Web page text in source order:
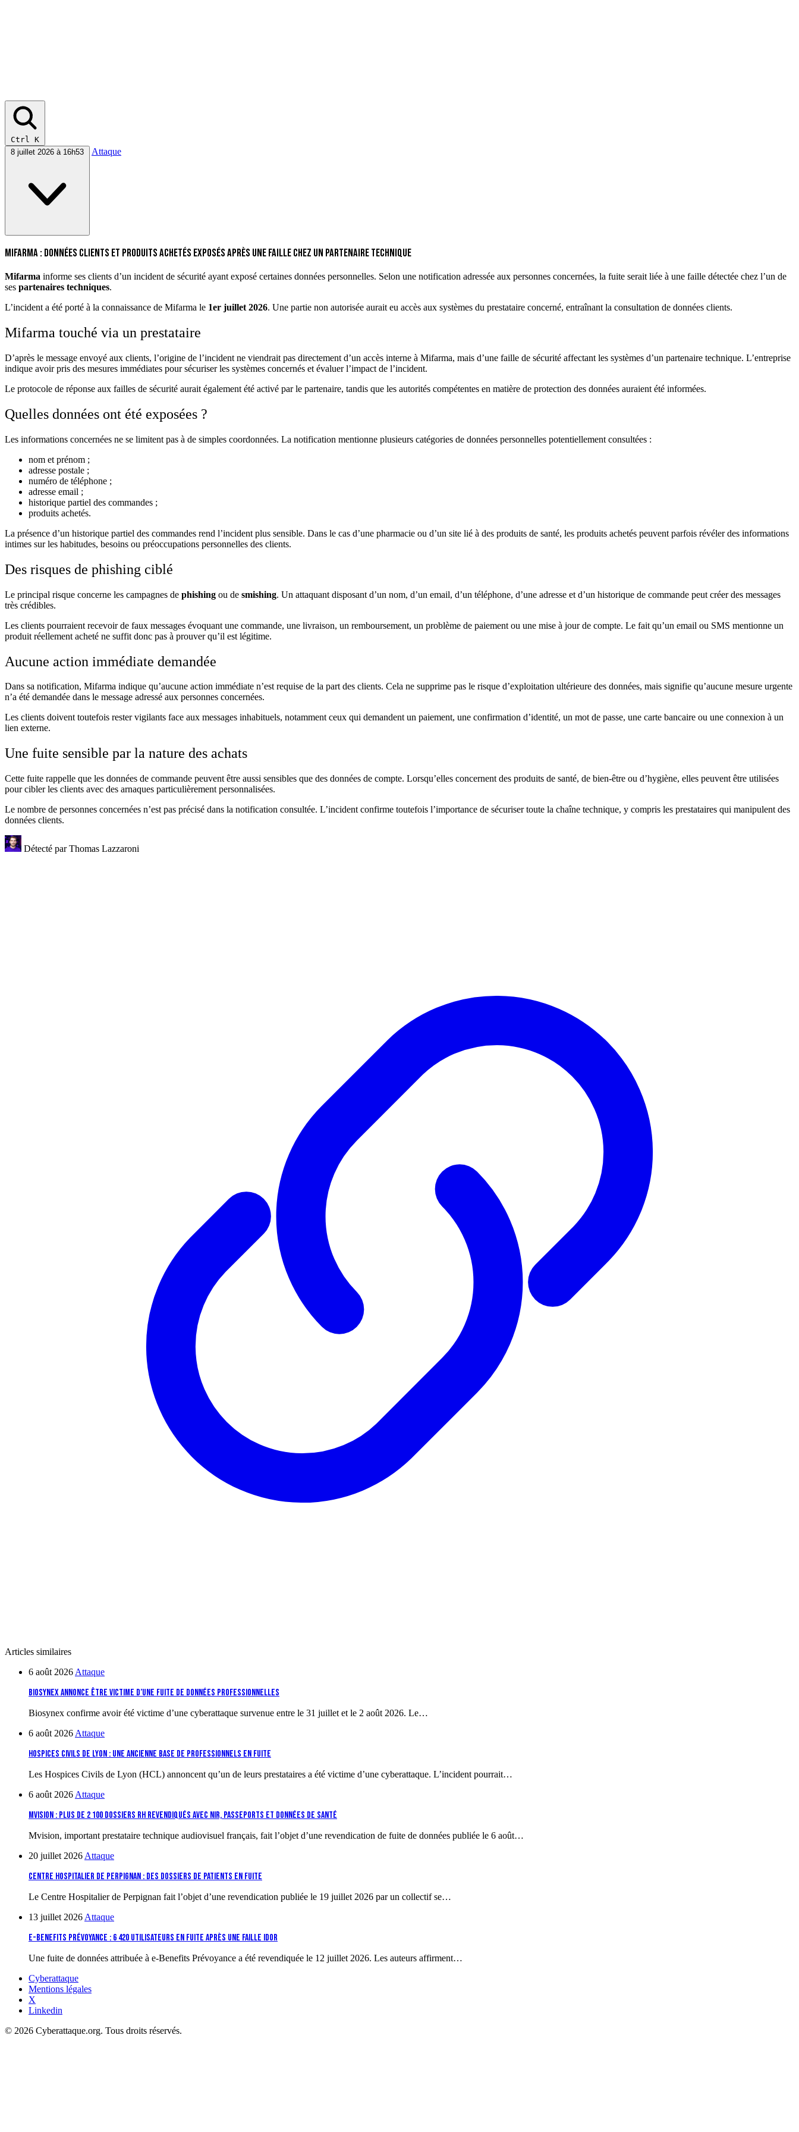
Ctrl K
8 juillet 2026 à 16h53
Attaque
Mifarma : données clients et produits achetés exposés après une faille chez un partenaire technique
Mifarma informe ses clients d’un incident de sécurité ayant exposé certaines données personnelles. Selon une notification adressée aux personnes concernées, la fuite serait liée à une faille détectée chez l’un de
ses partenaires techniques.
L’incident a été porté à la connaissance de Mifarma le 1er juillet 2026. Une partie non autorisée aurait eu accès aux systèmes du prestataire concerné, entraînant la consultation de données clients.
Mifarma touché via un prestataire
D’après le message envoyé aux clients, l’origine de l’incident ne viendrait pas directement d’un accès interne à Mifarma, mais d’une faille de sécurité affectant les systèmes d’un partenaire technique. L’entreprise
indique avoir pris des mesures immédiates pour sécuriser les systèmes concernés et évaluer l’impact de l’incident.
Le protocole de réponse aux failles de sécurité aurait également été activé par le partenaire, tandis que les autorités compétentes en matière de protection des données auraient été informées.
Quelles données ont été exposées ?
Les informations concernées ne se limitent pas à de simples coordonnées. La notification mentionne plusieurs catégories de données personnelles potentiellement consultées :
nom et prénom ;
adresse postale ;
numéro de téléphone ;
adresse email ;
historique partiel des commandes ;
produits achetés.
La présence d’un historique partiel des commandes rend l’incident plus sensible. Dans le cas d’une pharmacie ou d’un site lié à des produits de santé, les produits achetés peuvent parfois révéler des informations
intimes sur les habitudes, besoins ou préoccupations personnelles des clients.
Des risques de phishing ciblé
Le principal risque concerne les campagnes de phishing ou de smishing. Un attaquant disposant d’un nom, d’un email, d’un téléphone, d’une adresse et d’un historique de commande peut créer des messages
très crédibles.
Les clients pourraient recevoir de faux messages évoquant une commande, une livraison, un remboursement, un problème de paiement ou une mise à jour de compte. Le fait qu’un email ou SMS mentionne un
produit réellement acheté ne suffit donc pas à prouver qu’il est légitime.
Aucune action immédiate demandée
Dans sa notification, Mifarma indique qu’aucune action immédiate n’est requise de la part des clients. Cela ne supprime pas le risque d’exploitation ultérieure des données, mais signifie qu’aucune mesure urgente
n’a été demandée dans le message adressé aux personnes concernées.
Les clients doivent toutefois rester vigilants face aux messages inhabituels, notamment ceux qui demandent un paiement, une confirmation d’identité, un mot de passe, une carte bancaire ou une connexion à un
lien externe.
Une fuite sensible par la nature des achats
Cette fuite rappelle que les données de commande peuvent être aussi sensibles que des données de compte. Lorsqu’elles concernent des produits de santé, de bien-être ou d’hygiène, elles peuvent être utilisées
pour cibler les clients avec des arnaques particulièrement personnalisées.
Le nombre de personnes concernées n’est pas précisé dans la notification consultée. L’incident confirme toutefois l’importance de sécuriser toute la chaîne technique, y compris les prestataires qui manipulent des
données clients.
Détecté parThomas Lazzaroni
Articles similaires
6 août 2026 Attaque
Biosynex annonce être victime d’une fuite de données professionnelles
Biosynex confirme avoir été victime d’une cyberattaque survenue entre le 31 juillet et le 2 août 2026. Le…
6 août 2026 Attaque
Hospices Civils de Lyon : une ancienne base de professionnels en fuite
Les Hospices Civils de Lyon (HCL) annoncent qu’un de leurs prestataires a été victime d’une cyberattaque. L’incident pourrait…
6 août 2026 Attaque
Mvision : plus de 2 100 dossiers RH revendiqués avec NIR, passeports et données de santé
Mvision, important prestataire technique audiovisuel français, fait l’objet d’une revendication de fuite de données publiée le 6 août…
20 juillet 2026 Attaque
Centre Hospitalier de Perpignan : des dossiers de patients en fuite
Le Centre Hospitalier de Perpignan fait l’objet d’une revendication publiée le 19 juillet 2026 par un collectif se…
13 juillet 2026 Attaque
e-Benefits Prévoyance : 6 420 utilisateurs en fuite après une faille IDOR
Une fuite de données attribuée à e-Benefits Prévoyance a été revendiquée le 12 juillet 2026. Les auteurs affirment…
Cyberattaque
Mentions légales
X
Linkedin
© 2026 Cyberattaque.org. Tous droits réservés.